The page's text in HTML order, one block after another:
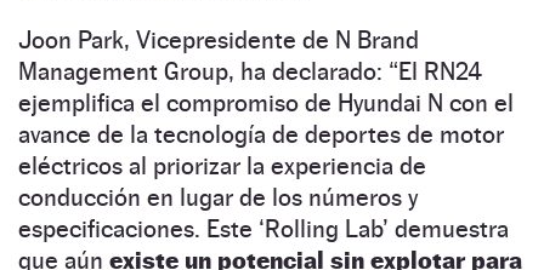
Joon Park, Vicepresidente de N Brand
Management Group, ha declarado: “El RN24
ejemplifica el compromiso de Hyundai N con el
avance de la tecnología de deportes de motor
eléctricos al priorizar la experiencia de
conducción en lugar de los números y
especificaciones. Este ‘Rolling Lab’ demuestra
que aún existe un potencial sin explotar para